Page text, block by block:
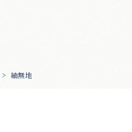
> 紬無地